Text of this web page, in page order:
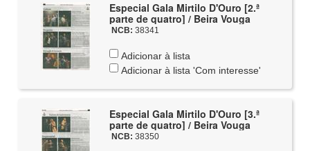
Especial Gala Mirtilo D'Ouro [2.ª
parte de quatro] / Beira Vouga
NCB: 38341
Adicionar à lista
Adicionar à lista 'Com interesse'
Especial Gala Mirtilo D'Ouro [3.ª
parte de quatro] / Beira Vouga
NCB: 38350